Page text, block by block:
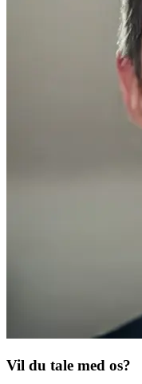
Vil du tale med os?